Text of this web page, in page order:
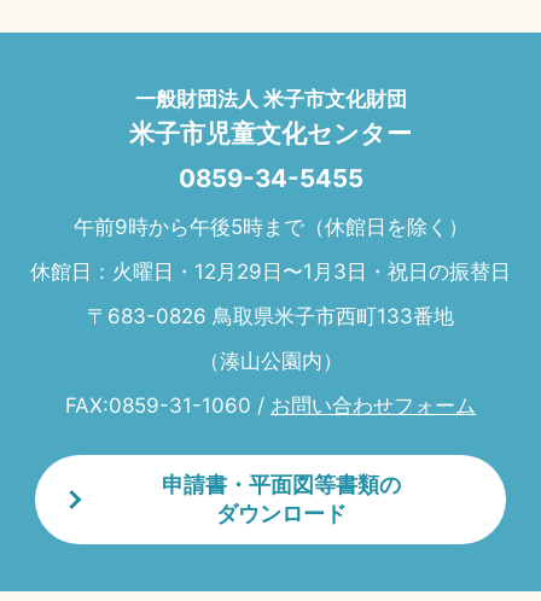
一般財団法人 米子市文化財団
米子市児童文化センター
0859-34-5455
午前9時から午後5時まで（休館日を除く）
休館日：火曜日・12月29日〜1月3日・祝日の振替日
〒683-0826 鳥取県米子市西町133番地
（湊山公園内）
FAX:0859-31-1060 / お問い合わせフォーム
申請書・平面図等書類の
ダウンロード